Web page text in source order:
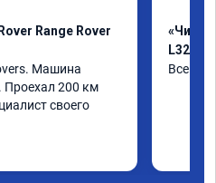
Range Rover
Машина
Проехал 200 км
своего
«Чип
L320»
Все